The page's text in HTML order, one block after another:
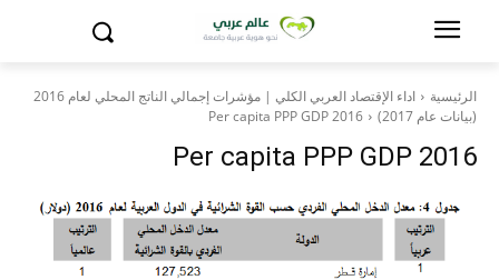
الرئيسية
اداء الإقتصاد العربي الكلي | مؤشرات إجمالي الناتج المحلي لعام 2016
(بيانات عام 2017)
Per capita PPP GDP 2016
Per capita PPP GDP 2016